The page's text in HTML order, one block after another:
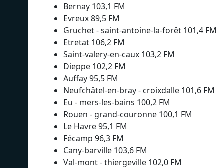
Bernay 103,1 FM
Evreux 89,5 FM
Gruchet - saint-antoine-la-forêt 101,4 FM
Etretat 106,2 FM
Saint-valery-en-caux 103,2 FM
Dieppe 102,2 FM
Auffay 95,5 FM
Neufchâtel-en-bray - croixdalle 101,6 FM
Eu - mers-les-bains 100,2 FM
Rouen - grand-couronne 100,1 FM
Le Havre 95,1 FM
Fécamp 96,3 FM
Cany-barville 103,6 FM
Val-mont - thiergeville 102,0 FM